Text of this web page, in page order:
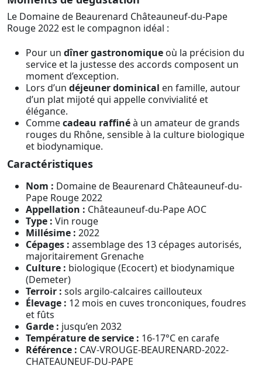
Le Domaine de Beaurenard Châteauneuf-du-Pape
Rouge 2022 est le compagnon idéal :
Pour un dîner gastronomique où la précision du
service et la justesse des accords composent un
moment d’exception.
Lors d’un déjeuner dominical en famille, autour
d’un plat mijoté qui appelle convivialité et
élégance.
Commecadeau raffinéà un amateur de grands
rouges du Rhône, sensible à la culture biologique
et biodynamique.
Caractéristiques
Nom : Domaine de Beaurenard Châteauneuf-du-
Pape Rouge 2022
Appellation : Châteauneuf-du-Pape AOC
Type : Vin rouge
Millésime : 2022
Cépages : assemblage des 13 cépages autorisés,
majoritairement Grenache
Culture : biologique (Ecocert) et biodynamique
(Demeter)
Terroir : sols argilo-calcaires caillouteux
Élevage : 12 mois en cuves tronconiques, foudres
et fûts
Garde : jusqu’en 2032
Température de service : 16-17°C en carafe
Référence : CAV-VROUGE-BEAURENARD-2022-
CHATEAUNEUF-DU-PAPE